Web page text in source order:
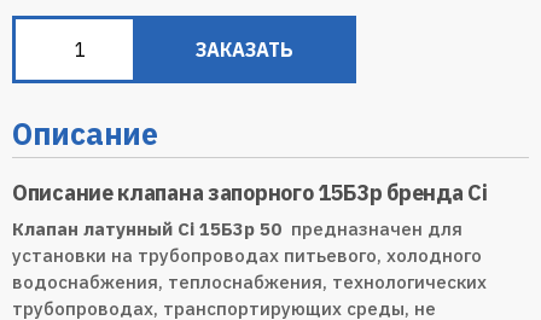
ЗАКАЗАТЬ
Описание
Описание клапана запорного 15Б3р бренда Ci
Клапан латунный Ci 15Б3р 50 предназначен для
установки на трубопроводах питьевого, холодного
водоснабжения, теплоснабжения, технологических
трубопроводах, транспортирующих среды, не